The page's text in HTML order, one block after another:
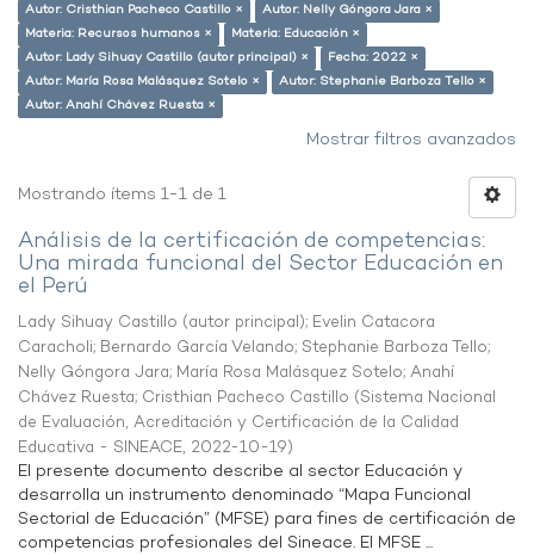
Autor: Cristhian Pacheco Castillo ×
Autor: Nelly Góngora Jara ×
Materia: Recursos humanos ×
Materia: Educación ×
Autor: Lady Sihuay Castillo (autor principal) ×
Fecha: 2022 ×
Autor: María Rosa Malásquez Sotelo ×
Autor: Stephanie Barboza Tello ×
Autor: Anahí Chávez Ruesta ×
Mostrar filtros avanzados
Mostrando ítems 1-1 de 1
Análisis de la certificación de competencias:
Una mirada funcional del Sector Educación en
el Perú
Lady Sihuay Castillo (autor principal); Evelin Catacora
Caracholi; Bernardo García Velando; Stephanie Barboza Tello;
Nelly Góngora Jara; María Rosa Malásquez Sotelo; Anahí
Chávez Ruesta; Cristhian Pacheco Castillo (Sistema Nacional
de Evaluación, Acreditación y Certificación de la Calidad
Educativa - SINEACE, 2022-10-19)
El presente documento describe al sector Educación y
desarrolla un instrumento denominado “Mapa Funcional
Sectorial de Educación” (MFSE) para fines de certificación de
competencias profesionales del Sineace. El MFSE ...